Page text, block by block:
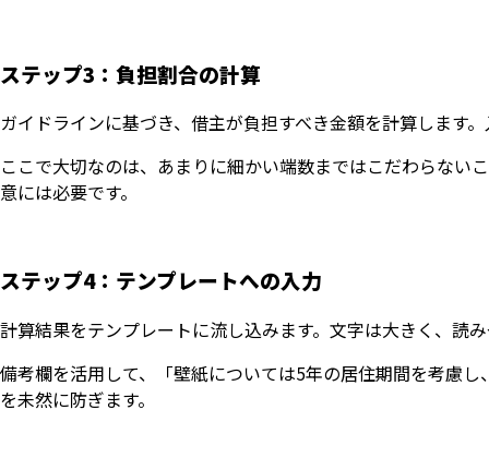
ステップ3：負担割合の計算
ガイドラインに基づき、借主が負担すべき金額を計算します
ここで大切なのは、あまりに細かい端数まではこだわらない
意には必要です。
ステップ4：テンプレートへの入力
計算結果をテンプレートに流し込みます。文字は大きく、読
備考欄を活用して、「壁紙については5年の居住期間を考慮
を未然に防ぎます。